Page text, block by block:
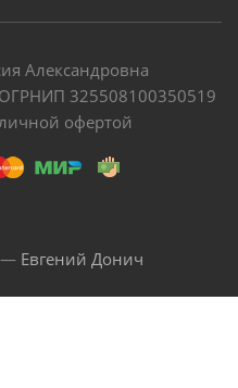
Александровна
325508100350519
офертой
— Евгений Донич